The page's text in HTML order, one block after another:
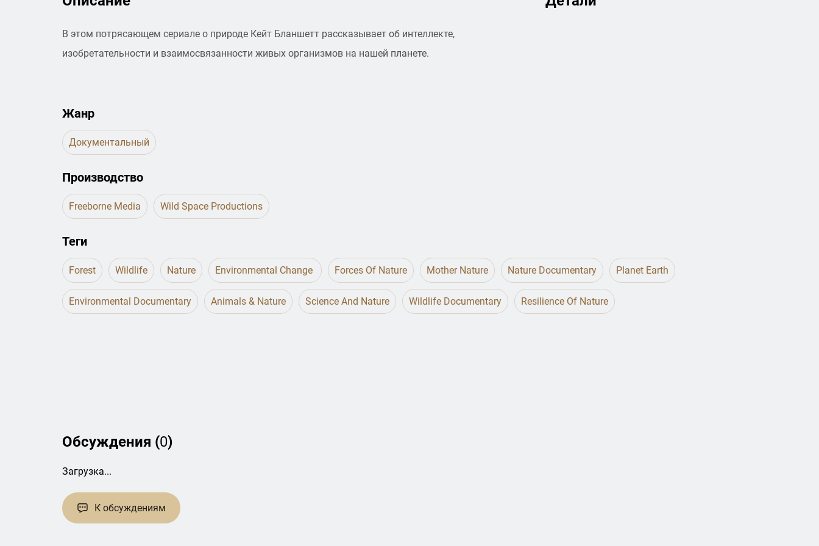
В этом потрясающем сериале о природе Кейт Бланшетт рассказывает об интеллекте,
изобретательности и взаимосвязанности живых организмов на нашей планете.
Жанр
Документальный
Производство
Freeborne Media Wild Space Productions
Теги
Forest Wildlife Nature Environmental Change Forces Of Nature Mother Nature Nature Documentary Planet Earth
Environmental Documentary Animals & Nature Science And Nature Wildlife Documentary Resilience Of Nature
Обсуждения (0)
Загрузка...
К обсуждениям